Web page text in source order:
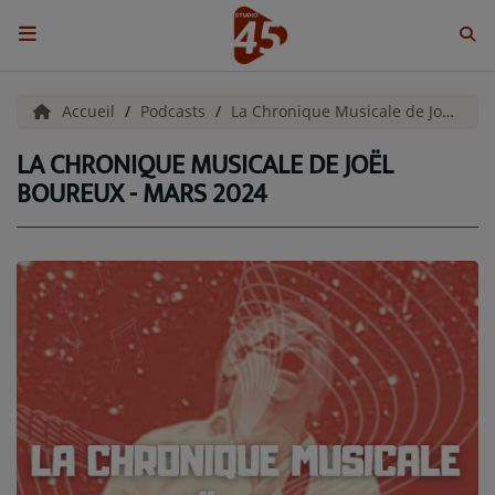
ACCUEIL
Emissions
BENJI & COMPAGNIE
GIEN, SA FABULEUSE HISTOIRE
GRAFFITI CINÉMA
LES ASSOCIÉS DU JOUR
LA CHRONIQUE ENVIRONNEMENTALE
LA CHRONIQUE MUSICALE
Accueil Podcasts La Chronique Musicale de Joel Boureux
LA CHRONIQUE MUSICALE DE JOËL
BOUREUX - MARS 2024